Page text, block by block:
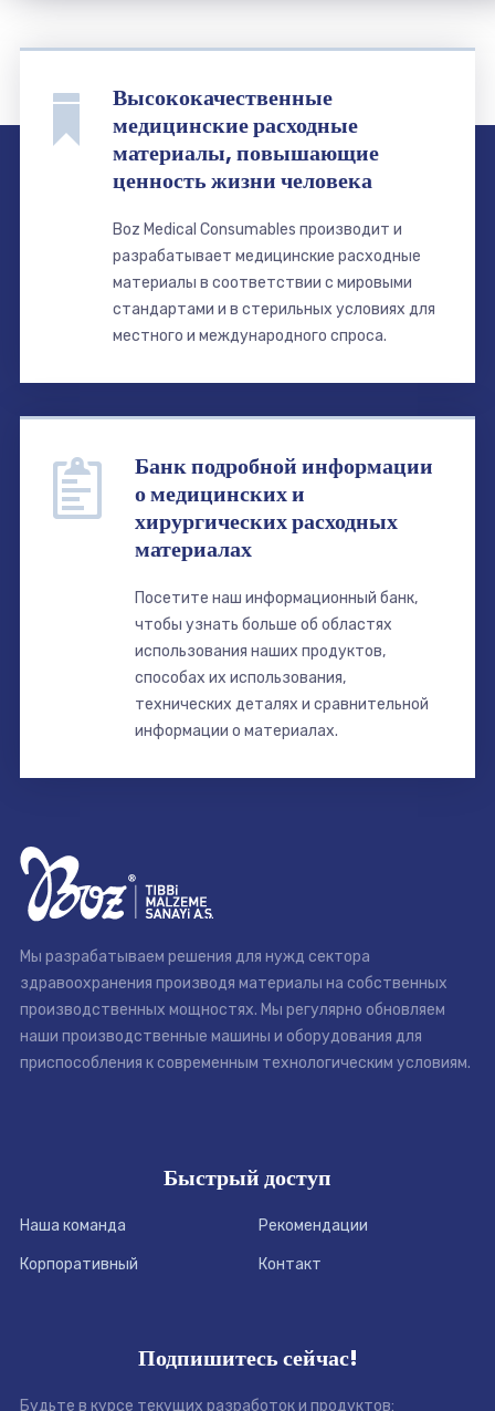
Высококачественные
медицинские расходные
материалы, повышающие
ценность жизни человека
Boz Medical Consumables производит и
разрабатывает медицинские расходные
материалы в соответствии с мировыми
стандартами и в стерильных условиях для
местного и международного спроса.
Банк подробной информации
о медицинских и
хирургических расходных
материалах
Посетите наш информационный банк,
чтобы узнать больше об областях
использования наших продуктов,
способах их использования,
технических деталях и сравнительной
информации о материалах.
Мы разрабатываем решения для нужд сектора
здравоохранения производя материалы на собственных
производственных мощностях. Мы регулярно обновляем
наши производственные машины и оборудования для
приспособления к современным технологическим условиям.
Быстрый доступ
Наша команда Рекомендации
Корпоративный Контакт
Подпишитесь сейчас!
Будьте в курсе текущих разработок и продуктов: